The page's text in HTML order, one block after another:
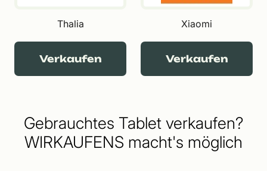
Thalia
Verkaufen
Xiaomi
Verkaufen
Gebrauchtes Tablet verkaufen?
WIRKAUFENS macht's möglich